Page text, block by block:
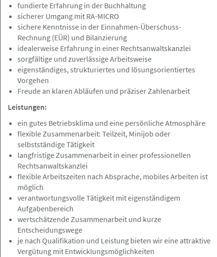
Hamburg, Frankfurt a.M., Berlin, Nürnberg Angebot
07.08.2026
Rechtsanwalt (m/w/d) im Bereich
Verkehrsrecht
Rechtsanwälte Johannsen PartG mbB
Hamburg Angebot
07.08.2026
Rechtsanwaltsfachangestellte (m/w/d)
Rechtsanwälte Johannsen PartG mbB
Hamburger Innenstadt
fundierte Erfahrung in der Buchhaltung
sicherer Umgang mit RA-MICRO
sichere Kenntnisse in der Einnahmen-Überschuss-
Rechnung (EÜR) und Bilanzierung
idealerweise Erfahrung in einer Rechtsanwaltskanzlei
sorgfältige und zuverlässige Arbeitsweise
eigenständiges, strukturiertes und lösungsorientiertes
Vorgehen
Freude an klaren Abläufen und präziser Zahlenarbeit
Leistungen:
ein gutes Betriebsklima und eine persönliche Atmosphäre
flexible Zusammenarbeit: Teilzeit, Minijob oder
selbstständige Tätigkeit
langfristige Zusammenarbeit in einer professionellen
Rechtsanwaltskanzlei
flexible Arbeitszeiten nach Absprache, mobiles Arbeiten ist
möglich
verantwortungsvolle Tätigkeit mit eigenständigem
Aufgabenbereich
wertschätzende Zusammenarbeit und kurze
Entscheidungswege
je nach Qualifikation und Leistung bieten wir eine attraktive
Vergütung mit Entwicklungsmöglichkeiten